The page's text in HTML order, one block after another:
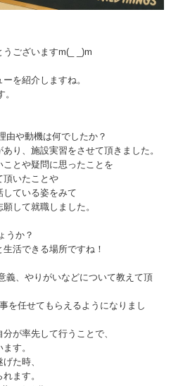
ございますm(_ _)m
を紹介しますね。
や動機は何でしたか？
り、施設実習をさせて頂きました。
とや疑問に思ったことを
頂いたことや
ている姿をみて
して就職しました。
うか？
活できる場所ですね！
、やりがいなどについて教えて頂
を任せてもらえるようになりまし
が率先して行うことで、
す。
た時、
ます。